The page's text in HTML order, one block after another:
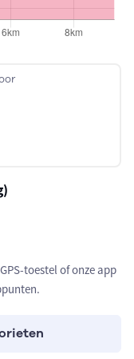
toestel of onze app